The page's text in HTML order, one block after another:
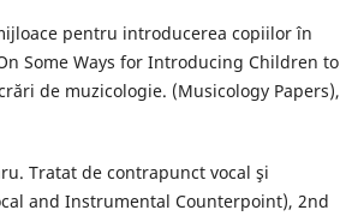
pentru introducerea copiilor în
Some Ways for Introducing Children to
de muzicologie. (Musicology Papers),
Tratat de contrapunct vocal şi
and Instrumental Counterpoint), 2nd